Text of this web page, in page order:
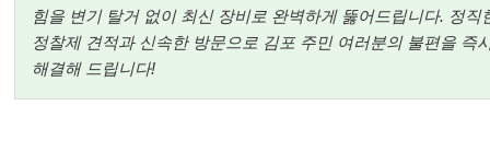
힘을 변기 탈거 없이 최신 장비로 완벽하게 뚫어드립니다. 정직
정찰제 견적과 신속한 방문으로 김포 주민 여러분의 불편을 즉
해결해 드립니다!